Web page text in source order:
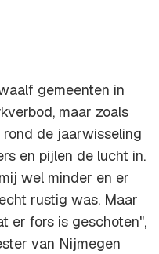
gemeenten in
maar zoals
de jaarwisseling
en pijlen de lucht in.
wel minder en er
rustig was. Maar
er fors is geschoten",
van Nijmegen